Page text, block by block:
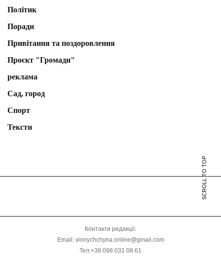
Політик
Поради
Привітання та поздоровлення
Проєкт "Громади"
реклама
Сад, город
Спорт
Тексти
SCROLL TO TOP
Контакти редакції:
Email: vinnychchyna.online@gmail.com
Тел:+38 098 031 08 61